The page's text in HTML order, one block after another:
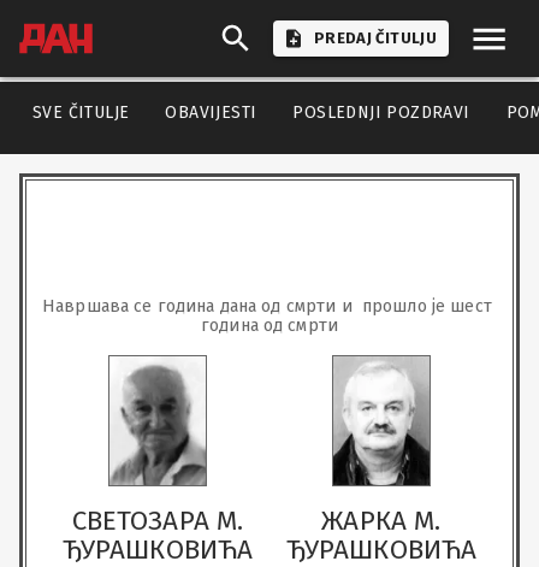
PREDAJ ČITULJU
SVE ČITULJE OBAVIJESTI POSLEDNJI POZDRAVI
Навршава се година дана од смрти и  прошло је шест
година од смрти
СВЕТОЗАРА М.
ЂУРАШКОВИЋА
ЖАРКА М.
ЂУРАШКОВИЋА